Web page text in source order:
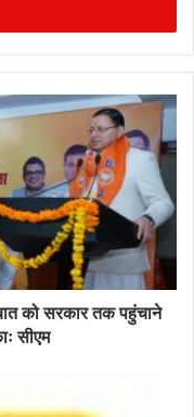
को सरकार तक पहुंचाने
सीएम